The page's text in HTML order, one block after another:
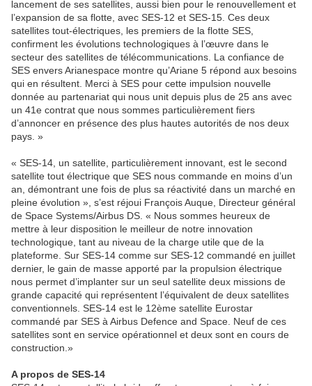
lancement de ses satellites, aussi bien pour le renouvellement et
l’expansion de sa flotte, avec SES-12 et SES-15. Ces deux
satellites tout-électriques, les premiers de la flotte SES,
confirment les évolutions technologiques à l’œuvre dans le
secteur des satellites de télécommunications. La confiance de
SES envers Arianespace montre qu’Ariane 5 répond aux besoins
qui en résultent. Merci à SES pour cette impulsion nouvelle
donnée au partenariat qui nous unit depuis plus de 25 ans avec
un 41e contrat que nous sommes particulièrement fiers
d’annoncer en présence des plus hautes autorités de nos deux
pays. »
« SES-14, un satellite, particulièrement innovant, est le second
satellite tout électrique que SES nous commande en moins d’un
an, démontrant une fois de plus sa réactivité dans un marché en
pleine évolution », s’est réjoui François Auque, Directeur général
de Space Systems/Airbus DS. « Nous sommes heureux de
mettre à leur disposition le meilleur de notre innovation
technologique, tant au niveau de la charge utile que de la
plateforme. Sur SES-14 comme sur SES-12 commandé en juillet
dernier, le gain de masse apporté par la propulsion électrique
nous permet d’implanter sur un seul satellite deux missions de
grande capacité qui représentent l’équivalent de deux satellites
conventionnels. SES-14 est le 12ème satellite Eurostar
commandé par SES à Airbus Defence and Space. Neuf de ces
satellites sont en service opérationnel et deux sont en cours de
construction.»
A propos de SES-14